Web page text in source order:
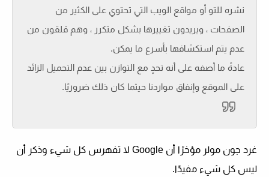
نشره للتو أو مواقع الويب التي تحتوي على الكثير من
الصفحات ، ويريدون تغييرها بشكل متكرر ، وهم قلقون من
عدم يتم استكشافها بأسرع ما يمكن.
عادةً ما أصفه على أنه تحدٍ مع التوازن بين عدم التحميل الزائد
على الموقع وإنفاق مواردنا حيثما كان ذلك ضروريًا.
غرد جون مولر مؤخرًا أن Google لا تفهرس كل شيء وذكر أن
ليس كل شيء مفيدًا.